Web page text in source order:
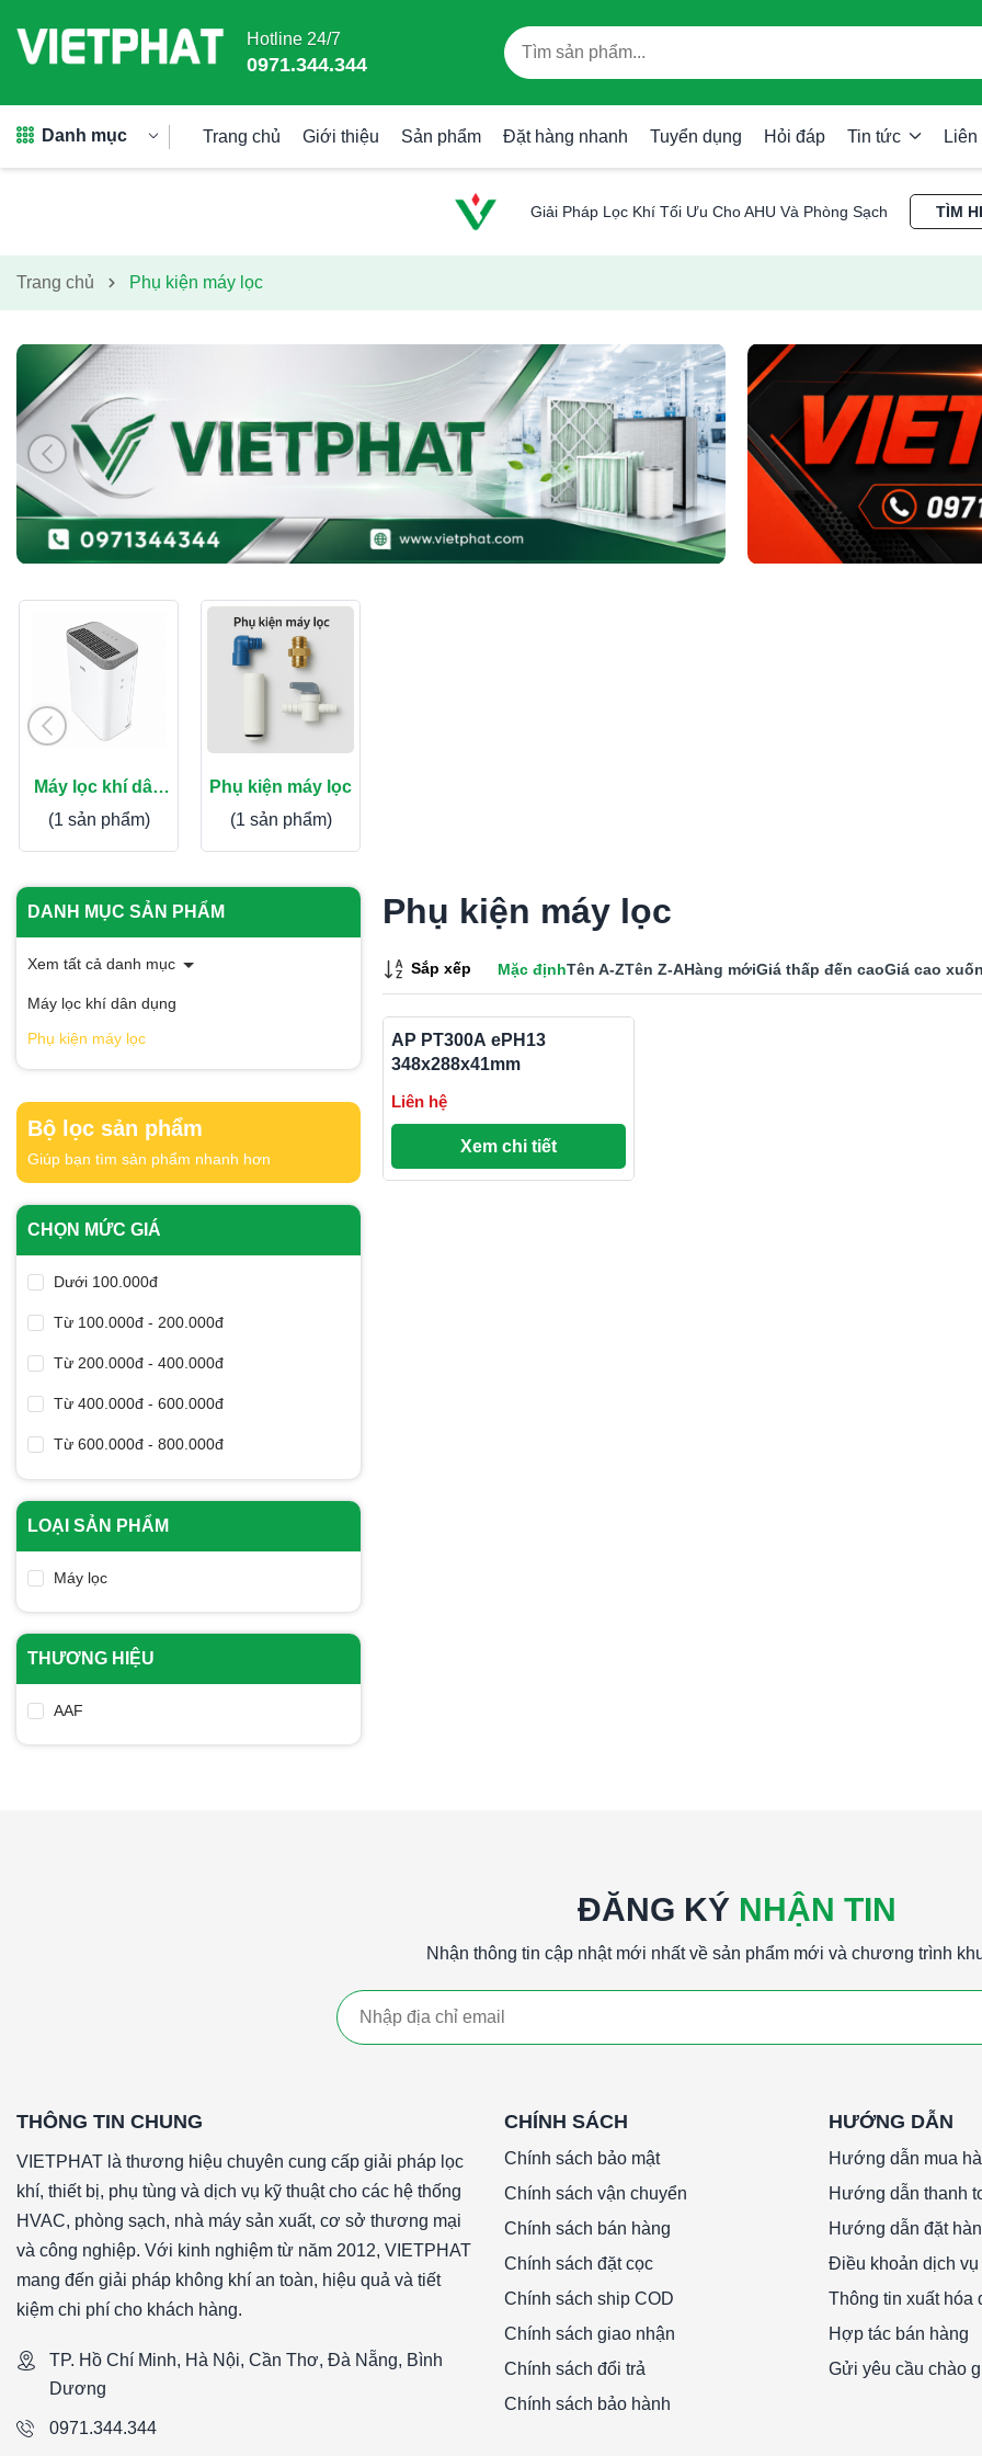
Hotline 24/7
0971.344.344
Danh mục Trang chủ Giới thiệu Sản phẩm Đặt hàng nhanh Tuyển dụng Hỏi đáp Tin tức Liên
Giải Pháp Lọc Khí Tối Ưu Cho AHU Và Phòng Sạch TÌM
Trang chủ Phụ kiện máy lọc
Máy lọc khí dân
dụng
(1 sản phẩm)
Phụ kiện máy lọc
(1 sản phẩm)
DANH MỤC SẢN PHẨM
Xem tất cả danh mục
Máy lọc khí dân dụng
Phụ kiện máy lọc
Bộ lọc sản phẩm
Giúp bạn tìm sản phẩm nhanh hơn
CHỌN MỨC GIÁ
Dưới 100.000đ
Từ 100.000đ - 200.000đ
Từ 200.000đ - 400.000đ
Từ 400.000đ - 600.000đ
Từ 600.000đ - 800.000đ
Từ 800.000đ - 1 triệu
Từ 1 triệu - 2 triệu
LOẠI SẢN PHẨM
Máy lọc
THƯƠNG HIỆU
AAF
Phụ kiện máy lọc
Sắp xếp Mặc địnhTên A-ZTên Z-AHàng mớiGiá thấp đến caoGiá cao
AP PT300A ePH13
348x288x41mm
Liên hệ
Xem chi tiết
ĐĂNG KÝ NHẬN TIN
Nhận thông tin cập nhật mới nhất về sản phẩm mới và chương trình
THÔNG TIN CHUNG
VIETPHAT là thương hiệu chuyên cung cấp giải pháp lọc
khí, thiết bị, phụ tùng và dịch vụ kỹ thuật cho các hệ thống
HVAC, phòng sạch, nhà máy sản xuất, cơ sở thương mại
và công nghiệp. Với kinh nghiệm từ năm 2012, VIETPHAT
mang đến giải pháp không khí an toàn, hiệu quả và tiết
kiệm chi phí cho khách hàng.
TP. Hồ Chí Minh, Hà Nội, Cần Thơ, Đà Nẵng, Bình
Dương
0971.344.344
CHÍNH SÁCH
Chính sách bảo mật
Chính sách vận chuyển
Chính sách bán hàng
Chính sách đặt cọc
Chính sách ship COD
Chính sách giao nhận
Chính sách đổi trả
Chính sách bảo hành
HƯỚNG DẪN
Hướng dẫn mua
Hướng dẫn thanh
Hướng dẫn đặt
Điều khoản dịch vụ
Thông tin xuất hóa
Hợp tác bán hàng
Gửi yêu cầu chào